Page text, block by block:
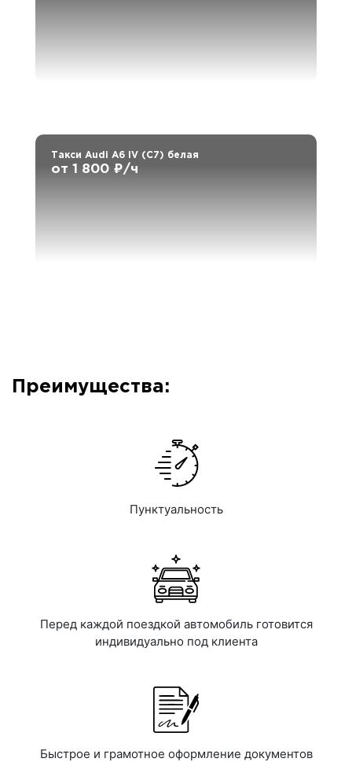
Такси Audi A6 IV (C7) белая
от 1 800 ₽/ч
Преимущества:
Пунктуальность
Перед каждой поездкой автомобиль готовится
индивидуально под клиента
Быстрое и грамотное оформление документов